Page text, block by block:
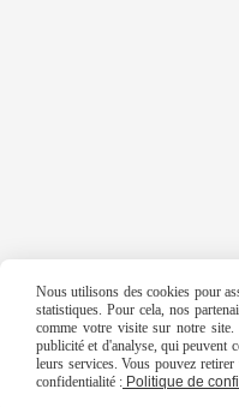
Nous utilisons des cookies pour
statistiques. Pour cela, nos
comme votre visite sur notre site.
publicité et d'analyse, qui peuvent
leurs services. Vous pouvez
confidentialité : Politique de